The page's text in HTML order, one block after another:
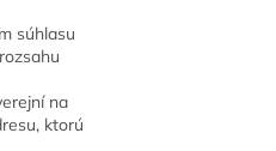
súhlasu
na
ktorú